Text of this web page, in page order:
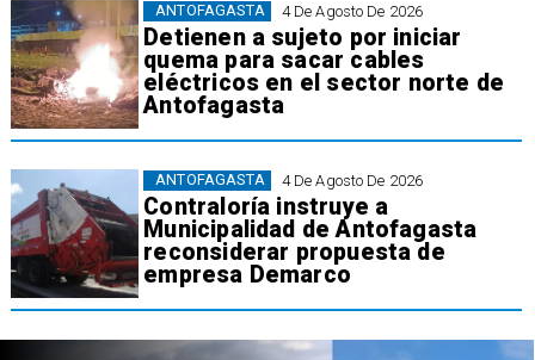
4 De Agosto De 2026
Detienen a sujeto por iniciar
quema para sacar cables
eléctricos en el sector norte de
Antofagasta
ANTOFAGASTA
4 De Agosto De 2026
Contraloría instruye a
Municipalidad de Antofagasta
reconsiderar propuesta de
empresa Demarco
ANTOFAGASTA